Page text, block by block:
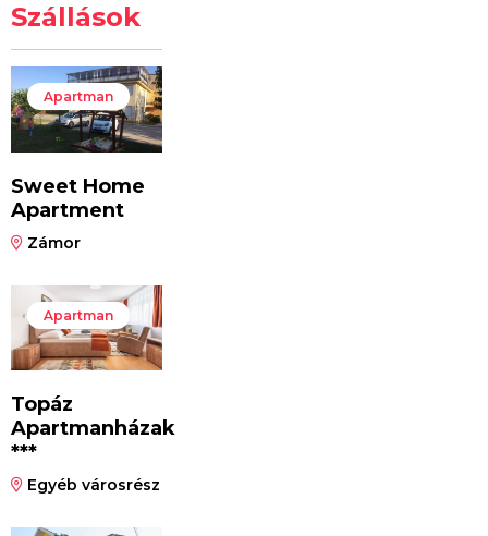
Szállások
Apartman
Sweet Home
Apartment
Zámor
Apartman
Topáz
Apartmanházak
***
Egyéb városrész